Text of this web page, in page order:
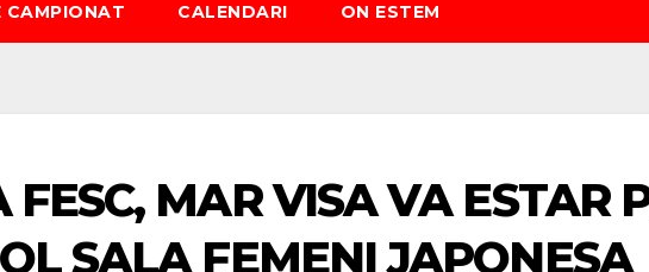
CAMPIONAT CALENDARI ON ESTEM
MAR VISA VA ESTAR
SALA FEMENI JAPONESA